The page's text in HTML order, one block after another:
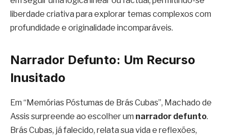
liberdade criativa para explorar temas complexos com
profundidade e originalidade incomparáveis.
Narrador Defunto: Um Recurso
Inusitado
Em “Memórias Póstumas de Brás Cubas”, Machado de
Assis surpreende ao escolher um narrador defunto.
Brás Cubas, já falecido, relata sua vida e reflexões,